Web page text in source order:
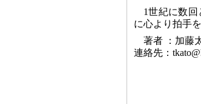
1世紀に数
に心より拍手
著者 ：加藤
連絡先：